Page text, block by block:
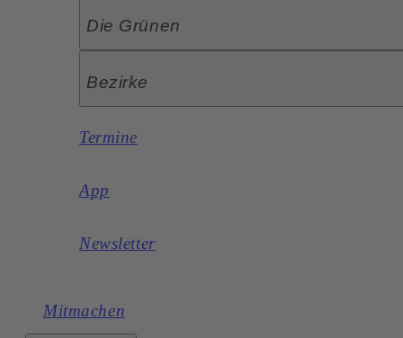
Die Grünen
Bezirke
Termine
App
Newsletter
Mitmachen